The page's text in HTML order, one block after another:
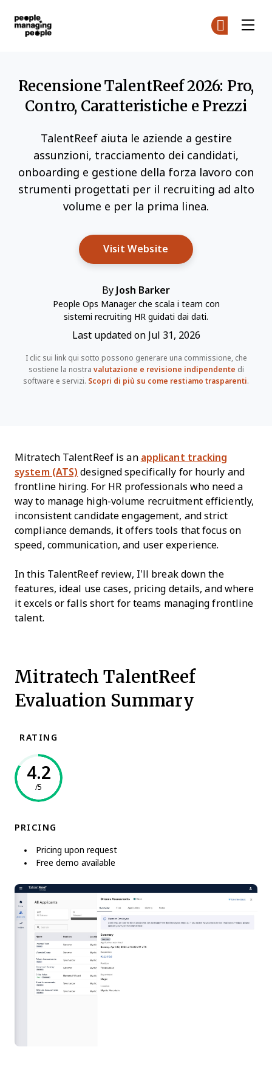
Recensione TalentReef 2026: Pro,
Contro, Caratteristiche e Prezzi
TalentReef aiuta le aziende a gestire
assunzioni, tracciamento dei candidati,
onboarding e gestione della forza lavoro con
strumenti progettati per il recruiting ad alto
volume e per la prima linea.
Visit Website Opens New Window
By Josh Barker
People Ops Manager che scala i team con
sistemi recruiting HR guidati dai dati.
Last updated on Jul 31, 2026
I clic sui link qui sotto possono generare una commissione, che
sostiene la nostra valutazione e revisione indipendente di
software e servizi. Scopri di più su come restiamo trasparenti.
Mitratech TalentReef is an applicant tracking
system (ATS) designed specifically for hourly and
frontline hiring. For HR professionals who need a
way to manage high-volume recruitment efficiently,
inconsistent candidate engagement, and strict
compliance demands, it offers tools that focus on
speed, communication, and user experience.
In this TalentReef review, I’ll break down the
features, ideal use cases, pricing details, and where
it excels or falls short for teams managing frontline
talent.
Mitratech TalentReef
Evaluation Summary
RATING
4.2
/5
PRICING
Pricing upon request
Free demo available